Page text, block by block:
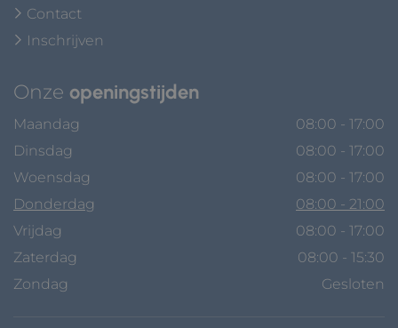
Contact
Inschrijven
Onze openingstijden
Maandag
08:00 - 17:00
Dinsdag
08:00 - 17:00
Woensdag
08:00 - 17:00
Donderdag
08:00 - 21:00
Vrijdag
08:00 - 17:00
Zaterdag
08:00 - 15:30
Zondag
Gesloten